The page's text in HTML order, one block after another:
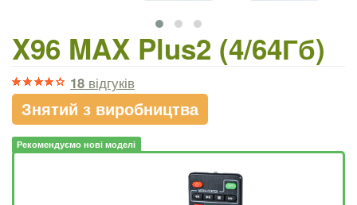
X96 MAX Plus2 (4/64Гб)
18 відгуків
Знятий з виробництва
Рекомендуємо нові моделі